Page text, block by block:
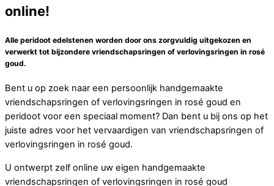
online!
Alle peridoot edelstenen worden door ons zorgvuldig uitgekozen en
verwerkt tot bijzondere vriendschapsringen of verlovingsringen in rosé
goud.
Bent u op zoek naar een persoonlijk handgemaakte
vriendschapsringen of verlovingsringen in rosé goud en
peridoot voor een speciaal moment? Dan bent u bij ons op het
juiste adres voor het vervaardigen van vriendschapsringen of
verlovingsringen in rosé goud.
U ontwerpt zelf online uw eigen handgemaakte
vriendschapsringen of verlovingsringen in rosé goud